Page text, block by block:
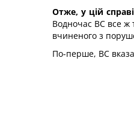
Отже, у цій
Водночас ВС все ж
вчиненого з
По-перше, ВС